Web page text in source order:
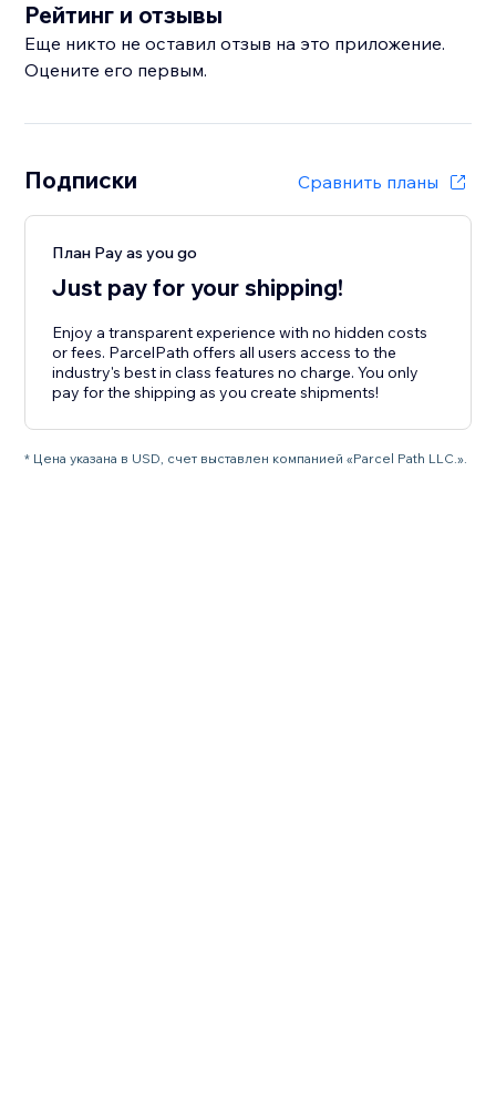
Рейтинг и отзывы
Еще никто не оставил отзыв на это приложение.
Оцените его первым.
Подписки Сравнить планы
План Pay as you go
Just pay for your shipping!
Enjoy a transparent experience with no hidden costs
or fees. ParcelPath offers all users access to the
industry's best in class features no charge. You only
pay for the shipping as you create shipments!
* Цена указана в USD, счет выставлен компанией «Parcel Path LLC.».